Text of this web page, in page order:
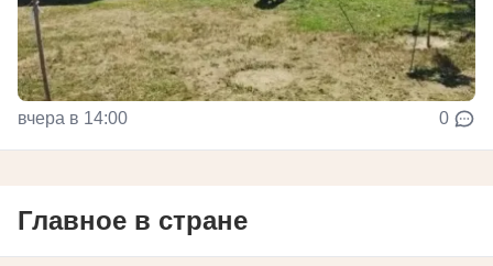
вчера в 14:00 0
Главное в стране